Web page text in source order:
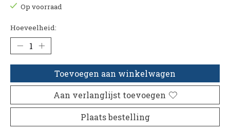
Op voorraad
Hoeveelheid:
Toevoegen aan winkelwagen
Aan verlanglijst toevoegen
Plaats bestelling